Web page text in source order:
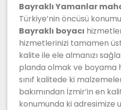
Bayraklı Yamanlar
Türkiye’nin öncüsü
Bayraklı boyacı
hizmetlerinizi tamamen
kalite ile ele almanızı
planda olmak ve boyama
sınıf kalitede ki
bakımından İzmir’in en
konumunda ki adresimize